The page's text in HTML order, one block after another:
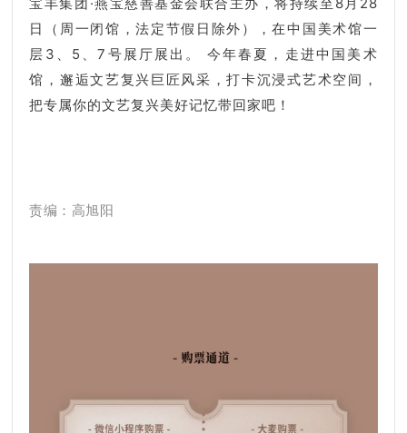
日（周一闭馆，法定节假日除外），在中国美术馆一
层3、5、7号展厅展出。 今年春夏，走进中国美术
馆，邂逅文艺复兴巨匠风采，打卡沉浸式艺术空间，
把专属你的文艺复兴美好记忆带回家吧！
责编：高旭阳